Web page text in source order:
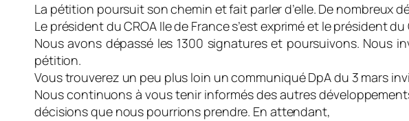
La pétition poursuit son chemin et fait parler d’elle. De nombreux
Le président du CROA Ile de France s’est exprimé et le président
Nous avons dépassé les 1300 signatures et poursuivons. Nous
pétition.
Vous trouverez un peu plus loin un communiqué DpA du 3 mars
Nous continuons à vous tenir informés des autres
décisions que nous pourrions prendre. En attendant,